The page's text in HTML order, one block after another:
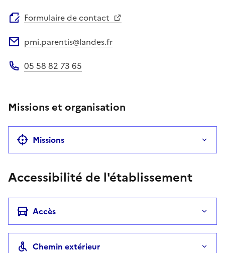
Formulaire de contact
pmi.parentis@landes.fr
05 58 82 73 65
Missions et organisation
Missions
Accessibilité de l'établissement
Accès
Chemin extérieur